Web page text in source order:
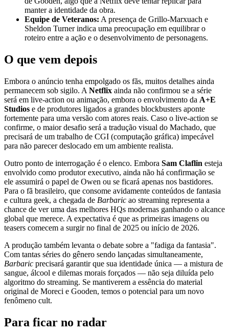
manter a identidade da obra.
Equipe de Veteranos: A presença de Grillo-Marxuach e
Sheldon Turner indica uma preocupação em equilibrar o
roteiro entre a ação e o desenvolvimento de personagens.
O que vem depois
Embora o anúncio tenha empolgado os fãs, muitos detalhes ainda
permanecem sob sigilo. A Netflix ainda não confirmou se a série
será em live-action ou animação, embora o envolvimento da A+E
Studios e de produtores ligados a grandes blockbusters aponte
fortemente para uma versão com atores reais. Caso o live-action se
confirme, o maior desafio será a tradução visual do Machado, que
precisará de um trabalho de CGI (computação gráfica) impecável
para não parecer deslocado em um ambiente realista.
Outro ponto de interrogação é o elenco. Embora Sam Claflin esteja
envolvido como produtor executivo, ainda não há confirmação se
ele assumirá o papel de Owen ou se ficará apenas nos bastidores.
Para o fã brasileiro, que consome avidamente conteúdos de fantasia
e cultura geek, a chegada de Barbaric ao streaming representa a
chance de ver uma das melhores HQs modernas ganhando o alcance
global que merece. A expectativa é que as primeiras imagens ou
teasers comecem a surgir no final de 2025 ou início de 2026.
A produção também levanta o debate sobre a "fadiga da fantasia".
Com tantas séries do gênero sendo lançadas simultaneamente,
Barbaric precisará garantir que sua identidade única — a mistura de
sangue, álcool e dilemas morais forçados — não seja diluída pelo
algoritmo do streaming. Se mantiverem a essência do material
original de Moreci e Gooden, temos o potencial para um novo
fenômeno cult.
Para ficar no radar